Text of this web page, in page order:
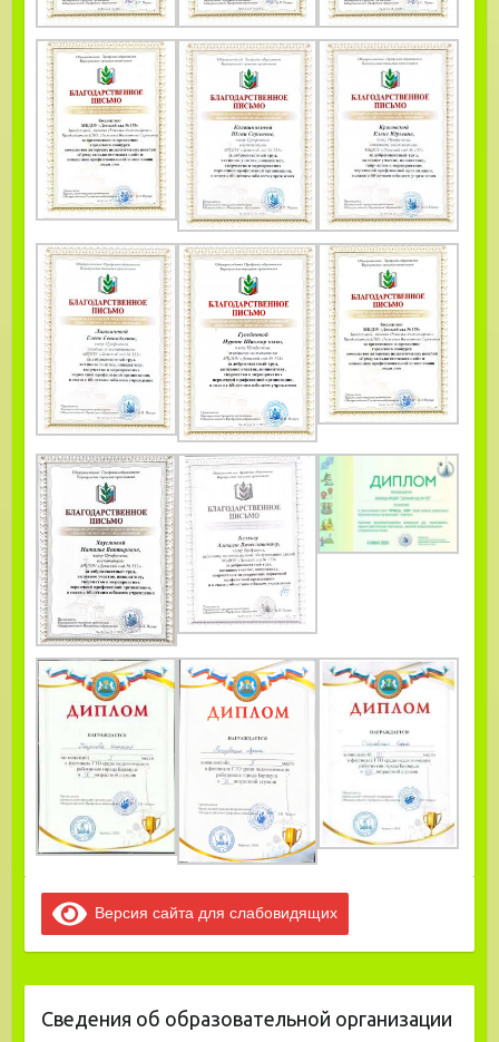
Версия сайта для слабовидящих
Сведения об образовательной организации